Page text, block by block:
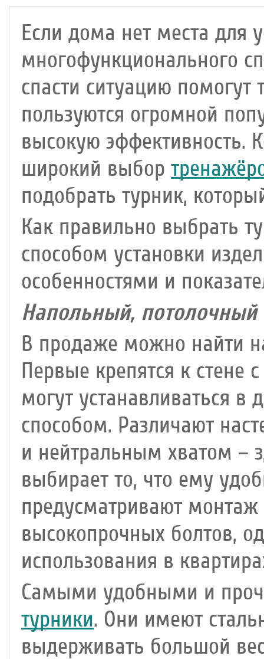
Если дома нет места для
многофункционального
спасти ситуацию помогут
пользуются огромной
высокую эффективность.
широкий выбор
подобрать турник,
Как правильно выбрать
способом установки
особенностями и
Напольный, потолочный
В продаже можно найти
Первые крепятся к
могут устанавливаться
способом. Различают
и нейтральным хватом –
выбирает то, что ему
предусматривают
высокопрочных болтов,
использования в
Самыми удобными и
турники. Они имеют
выдерживать большой